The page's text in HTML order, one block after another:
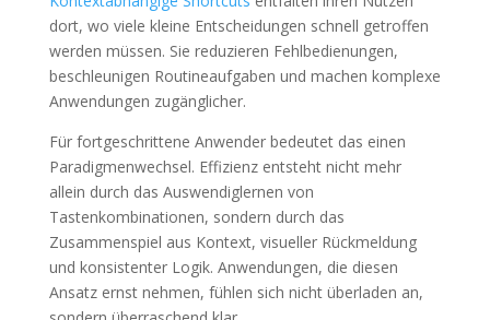
dort, wo viele kleine Entscheidungen schnell getroffen
werden müssen. Sie reduzieren Fehlbedienungen,
beschleunigen Routineaufgaben und machen komplexe
Anwendungen zugänglicher.
Für fortgeschrittene Anwender bedeutet das einen
Paradigmenwechsel. Effizienz entsteht nicht mehr
allein durch das Auswendiglernen von
Tastenkombinationen, sondern durch das
Zusammenspiel aus Kontext, visueller Rückmeldung
und konsistenter Logik. Anwendungen, die diesen
Ansatz ernst nehmen, fühlen sich nicht überladen an,